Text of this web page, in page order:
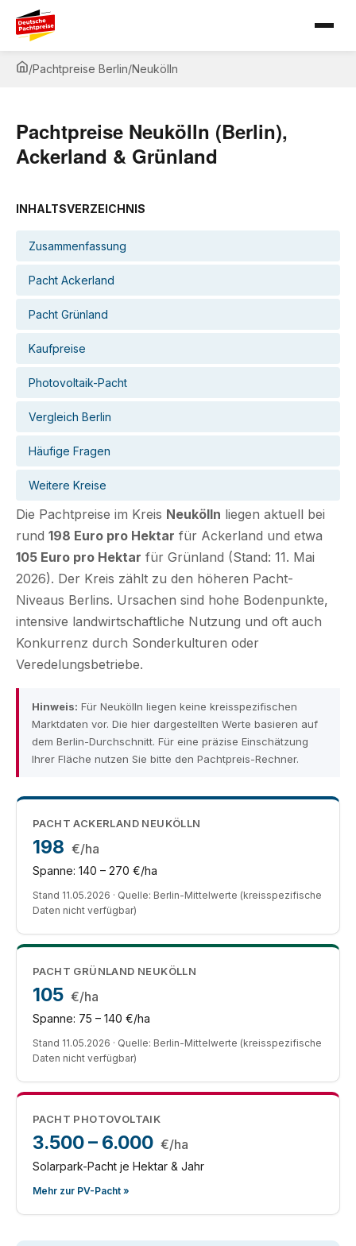
/Pachtpreise Berlin/Neukölln
Pachtpreise Neukölln (Berlin),
Ackerland & Grünland
INHALTSVERZEICHNIS
Zusammenfassung
Pacht Ackerland
Pacht Grünland
Kaufpreise
Photovoltaik-Pacht
Vergleich Berlin
Häufige Fragen
Weitere Kreise
Die Pachtpreise im Kreis Neukölln liegen aktuell bei
rund 198 Euro pro Hektar für Ackerland und etwa
105 Euro pro Hektar für Grünland (Stand: 11. Mai
2026). Der Kreis zählt zu den höheren Pacht-
Niveaus Berlins. Ursachen sind hohe Bodenpunkte,
intensive landwirtschaftliche Nutzung und oft auch
Konkurrenz durch Sonderkulturen oder
Veredelungsbetriebe.
Hinweis: Für Neukölln liegen keine kreisspezifischen
Marktdaten vor. Die hier dargestellten Werte basieren auf
dem Berlin-Durchschnitt. Für eine präzise Einschätzung
Ihrer Fläche nutzen Sie bitte den Pachtpreis-Rechner.
PACHT ACKERLAND NEUKÖLLN
198 €/ha
Spanne: 140 – 270 €/ha
Stand 11.05.2026 · Quelle: Berlin-Mittelwerte (kreisspezifische
Daten nicht verfügbar)
PACHT GRÜNLAND NEUKÖLLN
105 €/ha
Spanne: 75 – 140 €/ha
Stand 11.05.2026 · Quelle: Berlin-Mittelwerte (kreisspezifische
Daten nicht verfügbar)
PACHT PHOTOVOLTAIK
3.500 – 6.000 €/ha
Solarpark-Pacht je Hektar & Jahr
Mehr zur PV-Pacht »